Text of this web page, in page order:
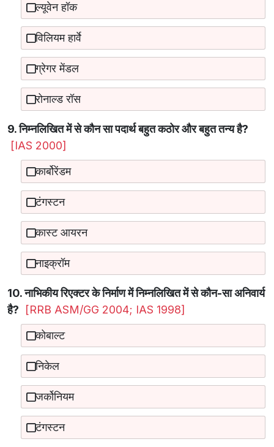
ल्यूवेन हॉक
विलियम हार्वे
ग्रेगर मेंडल
रोनाल्ड रॉस
9. निम्नलिखित में से कौन सा पदार्थ बहुत कठोर और बहुत तन्य है?
[IAS 2000]
कार्बोरेंडम
टंगस्टन
कास्ट आयरन
नाइक्रॉम
10. नाभिकीय रिएक्टर के निर्माण में निम्नलिखित में से कौन-सा अनिवार्य
है?
[RRB ASM/GG 2004; IAS 1998]
कोबाल्ट
निकेल
जर्कोनियम
टंगस्टन